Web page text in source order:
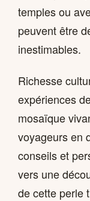
temples ou
peuvent être
inestimables.
Richesse
expériences
mosaïque
voyageurs en
conseils et
vers une
de cette perle